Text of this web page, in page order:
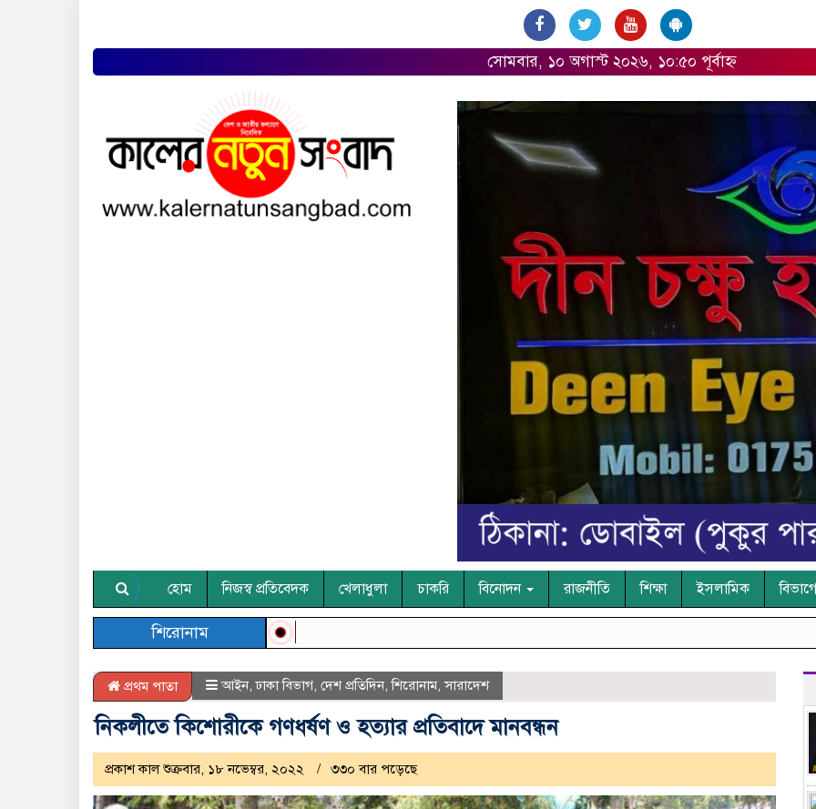
সোমবার, ১০ অগাস্ট ২০২৬, ১০:৫০ পূর্বাহ্ন
হোম নিজস্ব প্রতিবেদক খেলাধুলা চাকরি বিনোদন রাজনীতি শিক্ষা ইসলামিক
শিরোনাম
প্রথম পাতা আইন,ঢাকা বিভাগ, দেশ প্রতিদিন,শিরোনাম,সারাদেশ
নিকলীতে কিশোরীকে গণধর্ষণ ও হত্যার প্রতিবাদে মানবন্ধন
প্রকাশ কাল শুক্রবার, ১৮ নভেম্বর, ২০২২ ৩৩০ বার পড়েছে